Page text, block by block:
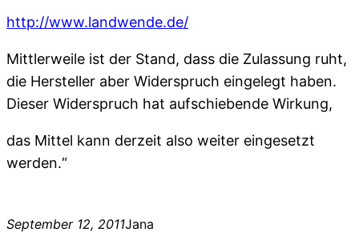
http://www.landwende.de/
Mittlerweile ist der Stand, dass die Zulassung ruht,
die Hersteller aber Widerspruch eingelegt haben.
Dieser Widerspruch hat aufschiebende Wirkung,
das Mittel kann derzeit also weiter eingesetzt
werden.“
September 12, 2011Jana